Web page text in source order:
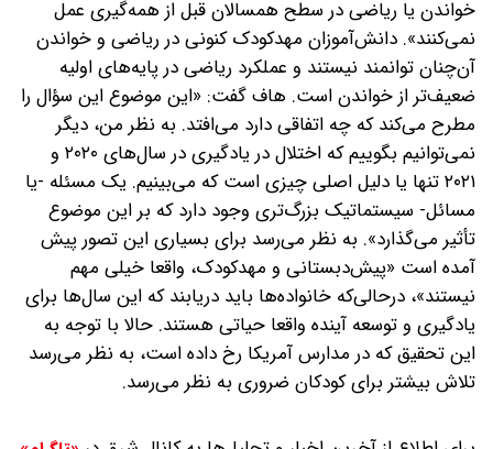
خواندن یا ریاضی در سطح همسالان قبل از همه‌گیری عمل
نمی‌کنند». دانش‌آموزان مهدکودک کنونی در ریاضی و خواندن
آن‌چنان توانمند نیستند و عملکرد ریاضی در پایه‌های اولیه
ضعیف‌تر از خواندن است. هاف گفت: «این موضوع این سؤال را
مطرح می‌کند که چه اتفاقی دارد می‌افتد. به نظر من، دیگر
نمی‌توانیم بگوییم که اختلال در یادگیری در سال‌های ۲۰۲۰ و
۲۰۲۱ تنها یا دلیل اصلی چیزی است که می‌بینیم. یک مسئله -یا
مسائل- سیستماتیک بزرگ‌تری وجود دارد که بر این موضوع
تأثیر می‌گذارد». به نظر می‌رسد برای بسیاری این تصور پیش
آمده است «پیش‌دبستانی و مهدکودک، واقعا خیلی مهم
نیستند»، در‌حالی‌که خانواده‌ها باید دریابند که این سال‌ها برای
یادگیری و توسعه آینده واقعا حیاتی هستند. حالا با توجه به
این تحقیق که در مدارس آمریکا رخ داده است، به نظر می‌رسد
تلاش بیشتر برای کودکان ضروری به نظر می‌رسد.